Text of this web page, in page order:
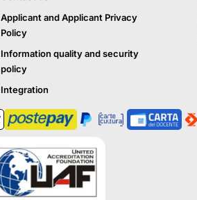
Applicant and Applicant Privacy
Policy
Information quality and security
policy
Integration